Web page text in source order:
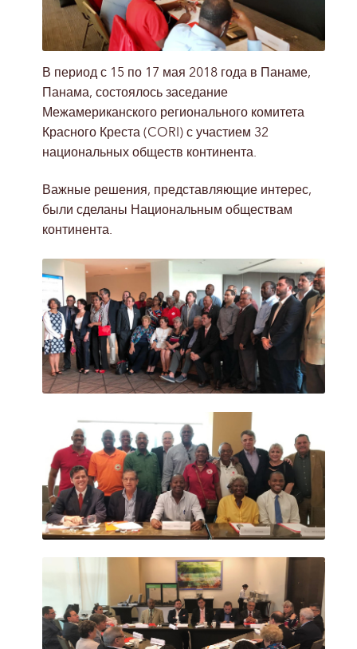
В период с 15 по 17 мая 2018 года в Панаме,
Панама, состоялось заседание
Межамериканского регионального комитета
Красного Креста (CORI) с участием 32
национальных обществ континента.
Важные решения, представляющие интерес,
были сделаны Национальным обществам
континента.